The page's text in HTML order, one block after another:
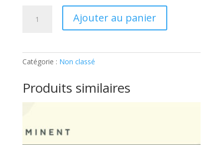
BATCH
Ticket
Ajouter au panier
Catégorie : Non classé
Produits similaires